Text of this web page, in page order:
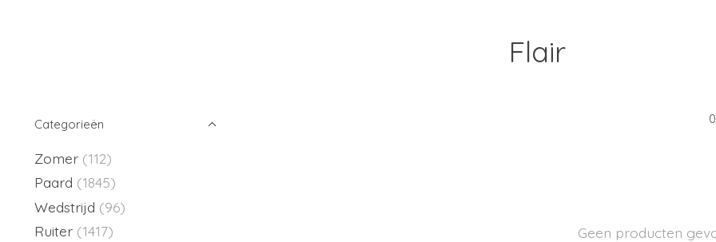
Flair
Categorieën
Zomer (112)
Paard (1845)
Wedstrijd (96)
Ruiter (1417)
Geen producten